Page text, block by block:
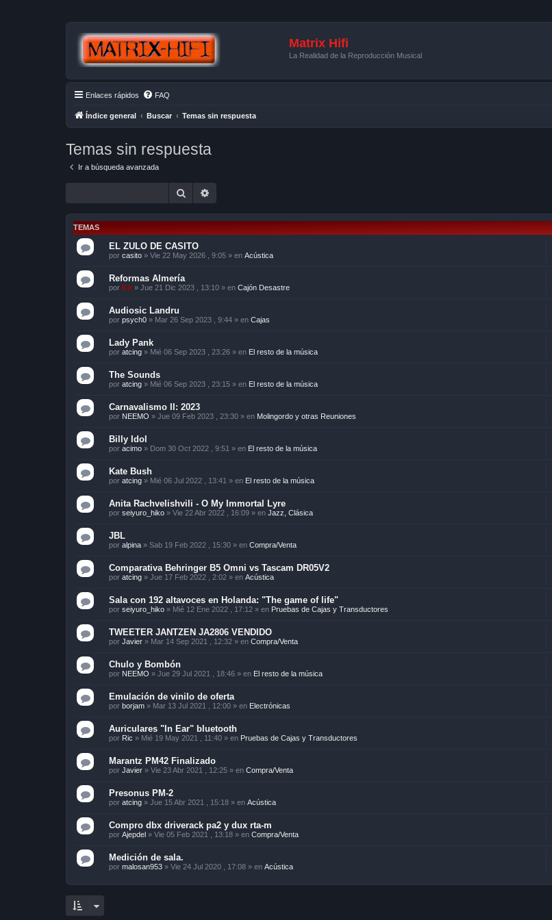
Matrix Hifi
La Realidad de la Reproducción Musical
Enlaces rápidos FAQ
Índice general Buscar Temas sin respuesta
Temas sin respuesta
Ir a búsqueda avanzada
Buscar
TEMAS
EL ZULO DE CASITO
por casito » Vie 22 May 2026 , 9:05 » en Acústica
Reformas Almería
por Kir » Jue 21 Dic 2023 , 13:10 » en Cajón Desastre
Audiosic Landru
por psych0 » Mar 26 Sep 2023 , 9:44 » en Cajas
Lady Pank
por atcing » Mié 06 Sep 2023 , 23:26 » en El resto de la música
The Sounds
por atcing » Mié 06 Sep 2023 , 23:15 » en El resto de la música
Carnavalismo II: 2023
por NEEMO » Jue 09 Feb 2023 , 23:30 » en Molingordo y otras Reuniones
Billy Idol
por acimo » Dom 30 Oct 2022 , 9:51 » en El resto de la música
Kate Bush
por atcing » Mié 06 Jul 2022 , 13:41 » en El resto de la música
Anita Rachvelishvili - O My Immortal Lyre
por seiyuro_hiko » Vie 22 Abr 2022 , 16:09 » en Jazz, Clásica
JBL
por alpina » Sab 19 Feb 2022 , 15:30 » en Compra/Venta
Comparativa Behringer B5 Omni vs Tascam DR05V2
por atcing » Jue 17 Feb 2022 , 2:02 » en Acústica
Sala con 192 altavoces en Holanda: "The game of life"
por seiyuro_hiko » Mié 12 Ene 2022 , 17:12 » en Pruebas de Cajas y Transductores
TWEETER JANTZEN JA2806 VENDIDO
por Javier » Mar 14 Sep 2021 , 12:32 » en Compra/Venta
Chulo y Bombón
por NEEMO » Jue 29 Jul 2021 , 18:46 » en El resto de la música
Emulación de vinilo de oferta
por borjam » Mar 13 Jul 2021 , 12:00 » en Electrónicas
Auriculares "In Ear" bluetooth
por Ric » Mié 19 May 2021 , 11:40 » en Pruebas de Cajas y Transductores
Marantz PM42 Finalizado
por Javier » Vie 23 Abr 2021 , 12:25 » en Compra/Venta
Presonus PM-2
por atcing » Jue 15 Abr 2021 , 15:18 » en Acústica
Compro dbx driverack pa2 y dux rta-m
por Ajepdel » Vie 05 Feb 2021 , 13:18 » en Compra/Venta
Medición de sala.
por malosan953 » Vie 24 Jul 2020 , 17:08 » en Acústica